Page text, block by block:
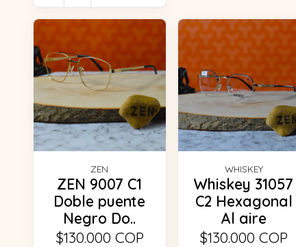
ZEN
ZEN 9007 C1
Doble puente
Negro Do..
$130.000 COP
WHISKEY
Whiskey 31057
C2 Hexagonal
Al aire
$130.000 COP